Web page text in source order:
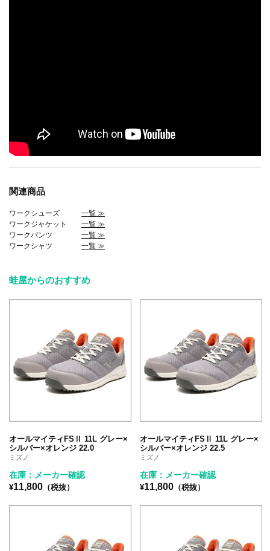
関連商品
ワークシューズ 一覧 ≫
ワークジャケット 一覧 ≫
ワークパンツ 一覧 ≫
ワークシャツ 一覧 ≫
蛙屋からのおすすめ
オールマイティFSⅡ 11L グレー×
シルバー×オレンジ 22.0
ミズノ
在庫：メーカー確認
¥11,800 （税抜）
オールマイティFSⅡ 11L グレー×
シルバー×オレンジ 22.5
ミズノ
在庫：メーカー確認
¥11,800 （税抜）